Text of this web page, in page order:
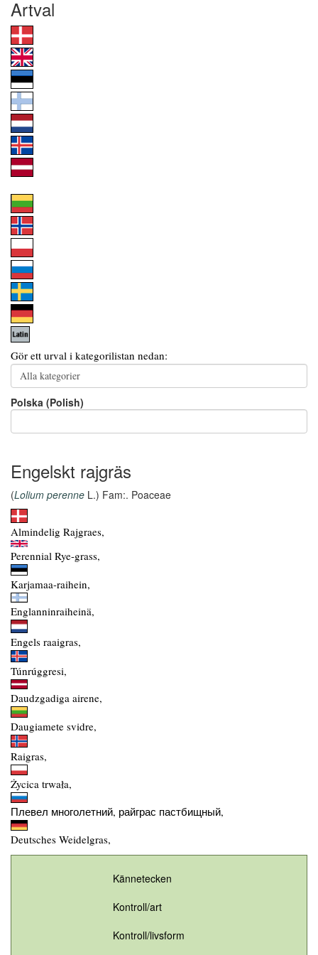
Artval
Gör ett urval i kategorilistan nedan:
Polska (Polish)
Engelskt rajgräs
(Lolium perenne L.) Fam:. Poaceae
Almindelig Rajgraes,
Perennial Rye-grass,
Karjamaa-raihein,
Englanninraiheinä,
Engels raaigras,
Túnrúggresi,
Daudzgadiga airene,
Daugiamete svidre,
Raigras,
Życica trwała,
Плевел многолетний, райграс пастбищный,
Deutsches Weidelgras,
Kännetecken
Kontroll/art
Kontroll/livsform